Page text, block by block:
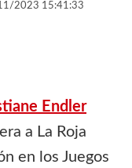
2023 15:41:33
Endler
a La Roja
en los Juegos